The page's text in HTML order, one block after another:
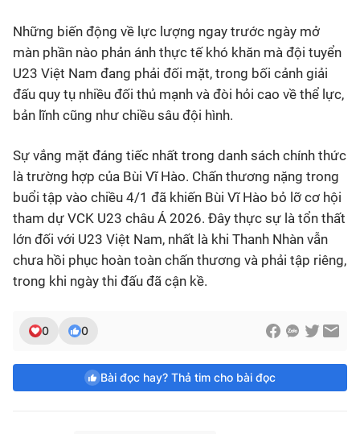
Những biến động về lực lượng ngay trước ngày mở
màn phần nào phản ánh thực tế khó khăn mà đội tuyển
U23 Việt Nam đang phải đối mặt, trong bối cảnh giải
đấu quy tụ nhiều đối thủ mạnh và đòi hỏi cao về thể lực,
bản lĩnh cũng như chiều sâu đội hình.
Sự vắng mặt đáng tiếc nhất trong danh sách chính thức
là trường hợp của Bùi Vĩ Hào. Chấn thương nặng trong
buổi tập vào chiều 4/1 đã khiến Bùi Vĩ Hào bỏ lỡ cơ hội
tham dự VCK U23 châu Á 2026. Đây thực sự là tổn thất
lớn đối với U23 Việt Nam, nhất là khi Thanh Nhàn vẫn
chưa hồi phục hoàn toàn chấn thương và phải tập riêng,
trong khi ngày thi đấu đã cận kề.
0 0
Bài đọc hay? Thả tim cho bài đọc